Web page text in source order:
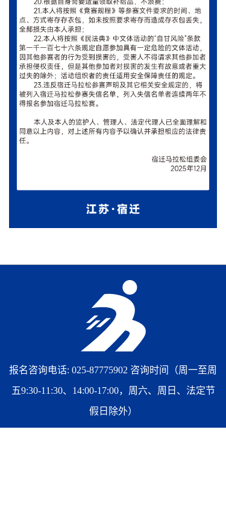
报名咨询电话: 025-87775902 咨询时间（周一至周
五9:30-11:30、14:00-17:00，周六、周日、法定节
假日除外）